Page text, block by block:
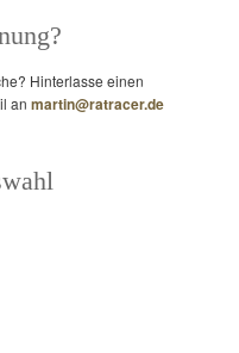
Hinterlasse einen
anmartin@ratracer.de